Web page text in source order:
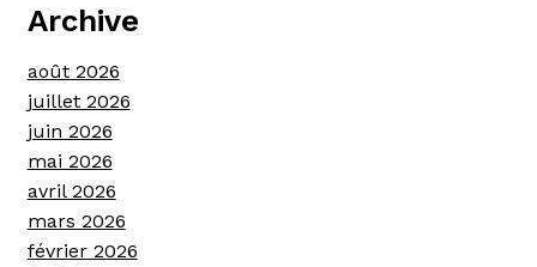
Archive
août 2026
juillet 2026
juin 2026
mai 2026
avril 2026
mars 2026
février 2026